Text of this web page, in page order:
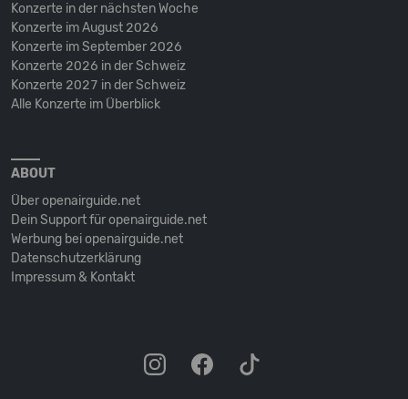
Konzerte in der nächsten Woche
Konzerte im August 2026
Konzerte im September 2026
Konzerte 2026 in der Schweiz
Konzerte 2027 in der Schweiz
Alle Konzerte im Überblick
ABOUT
Über openairguide.net
Dein Support für openairguide.net
Werbung bei openairguide.net
Datenschutz­erklärung
Impressum & Kontakt